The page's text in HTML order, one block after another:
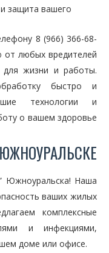
защита вашего
8 (966) 366-68-
от любых вредителей
для жизни и работы.
быстро и
технологии и
о вашем здоровье
Южноуральска! Наша
ваших жилых
комплексные
и инфекциями,
доме или офисе.